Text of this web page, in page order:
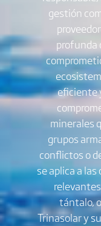
gestión
profunda
eficiente
minerales
grupos
conflictos o
se aplica a
tántalo,
Trinasolar y